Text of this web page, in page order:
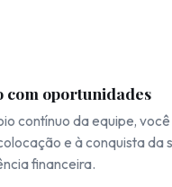
com oportunidades
contínuo da equipe,
e à conquista da
financeira.